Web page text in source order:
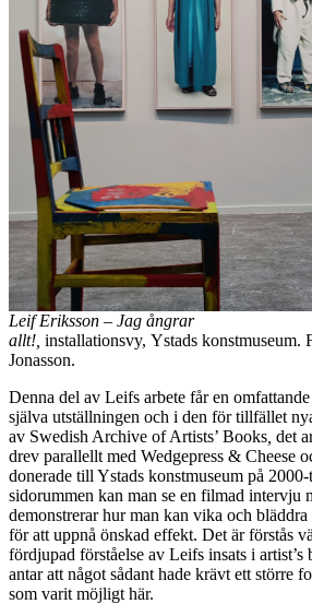
Leif Eriksson – Jag ångrar
allt!, installationsvy, Ystads konstmuseum.
Jonasson.
Denna del av Leifs arbete får en
själva utställningen och i den för tillfället
av Swedish Archive of Artists’ Books det
drev parallellt med Wedgepress & Cheese
donerade till Ystads konstmuseum på
sidorummen kan man se en filmad intervju
demonstrerar hur man kan vika och
för att uppnå önskad effekt. Det är förstås
fördjupad förståelse av Leifs insats i artist’s
antar att något sådant hade krävt ett större
som varit möjligt här.